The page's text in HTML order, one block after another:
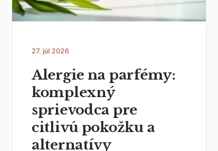
27. júl 2026
Alergie na parfémy:
komplexný
sprievodca pre
citlivú pokožku a
alternatívy